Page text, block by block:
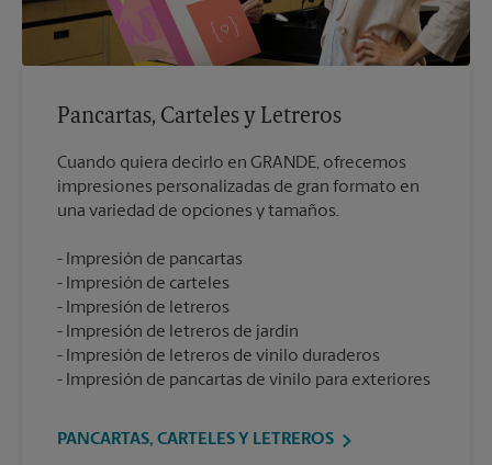
Pancartas, Carteles y Letreros
Cuando quiera decirlo en GRANDE, ofrecemos
impresiones personalizadas de gran formato en
Impresión de pancartas
Impresión de carteles
Impresión de letreros
Impresión de letreros de jardín
Impresión de letreros de vinilo duraderos
Impresión de pancartas de vinilo para exteriores
PANCARTAS, CARTELES Y LETREROS